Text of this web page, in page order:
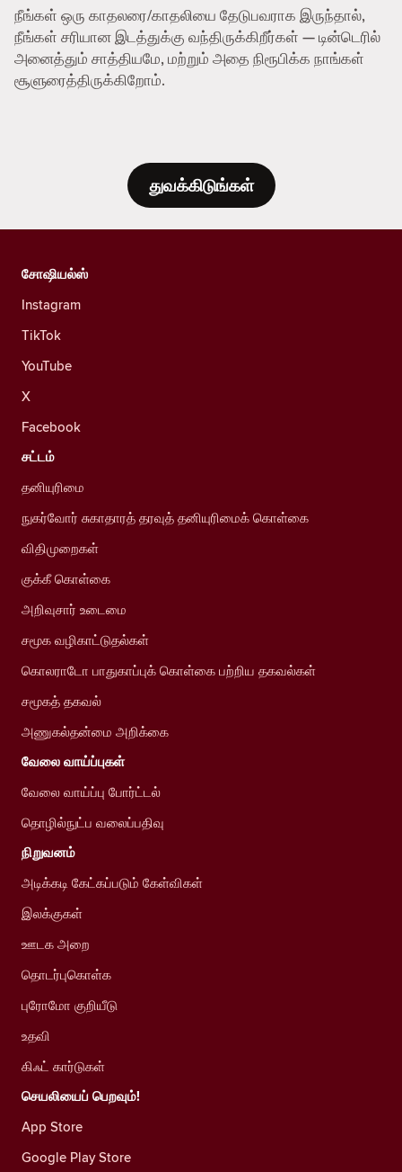
நீங்கள் ஒரு காதலரை/காதலியை தேடுபவராக இருந்தால்,
நீங்கள் சரியான இடத்துக்கு வந்திருக்கிறீர்கள் — டின்டெரில்
அனைத்தும் சாத்தியமே, மற்றும் அதை நிரூபிக்க நாங்கள்
சூளுரைத்திருக்கிறோம்.
துவக்கிடுங்கள்
சோஷியல்ஸ்
Instagram
TikTok
YouTube
X
Facebook
சட்டம்
தனியுரிமை
நுகர்வோர் சுகாதாரத் தரவுத் தனியுரிமைக் கொள்கை
விதிமுறைகள்
குக்கீ கொள்கை
அறிவுசார் உடைமை
சமூக வழிகாட்டுதல்கள்
கொலராடோ பாதுகாப்புக் கொள்கை பற்றிய தகவல்கள்
சமூகத் தகவல்
அணுகல்தன்மை அறிக்கை
வேலை வாய்ப்புகள்
வேலை வாய்ப்பு போர்ட்டல்
தொழில்நுட்ப வலைப்பதிவு
நிறுவனம்
அடிக்கடி கேட்கப்படும் கேள்விகள்
இலக்குகள்
ஊடக அறை
தொடர்புகொள்க
புரோமோ குறியீடு
உதவி
கிஃட் கார்டுகள்
செயலியைப் பெறவும்!
App Store
Google Play Store